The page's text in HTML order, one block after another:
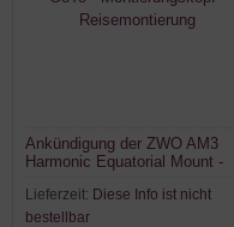
Ankündigung der ZWO AM3
Harmonic Equatorial Mount -
Reisemontierung
Lieferzeit: Diese Info ist nicht
bestellbar